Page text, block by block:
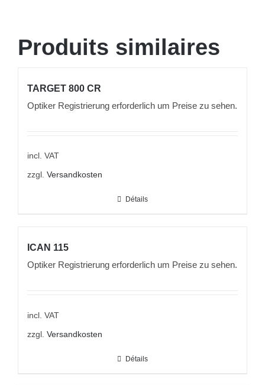
Produits similaires
TARGET 800 CR
Optiker Registrierung erforderlich um Preise zu sehen.
incl. VAT
zzgl. Versandkosten
Détails
ICAN 115
Optiker Registrierung erforderlich um Preise zu sehen.
incl. VAT
zzgl. Versandkosten
Détails